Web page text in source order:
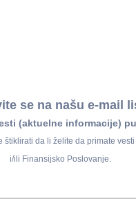
LOKALNE
glasnik RS", br.
35. Zakona o
i to:
samouprave od 2017.
osnovu prihoda od